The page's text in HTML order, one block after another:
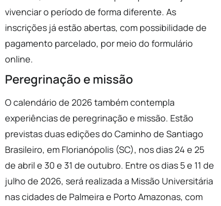
vivenciar o período de forma diferente. As
inscrições já estão abertas, com possibilidade de
pagamento parcelado, por meio do formulário
online.
Peregrinação e missão
O calendário de 2026 também contempla
experiências de peregrinação e missão. Estão
previstas duas edições do Caminho de Santiago
Brasileiro, em Florianópolis (SC), nos dias 24 e 25
de abril e 30 e 31 de outubro. Entre os dias 5 e 11 de
julho de 2026, será realizada a Missão Universitária
nas cidades de Palmeira e Porto Amazonas, com